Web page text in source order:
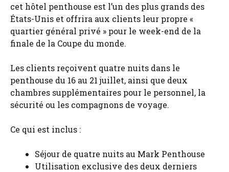
cet hôtel penthouse est l’un des plus grands des
États-Unis et offrira aux clients leur propre «
quartier général privé » pour le week-end de la
finale de la Coupe du monde.
Les clients reçoivent quatre nuits dans le
penthouse du 16 au 21 juillet, ainsi que deux
chambres supplémentaires pour le personnel, la
sécurité ou les compagnons de voyage.
Ce qui est inclus :
Séjour de quatre nuits au Mark Penthouse
Utilisation exclusive des deux derniers